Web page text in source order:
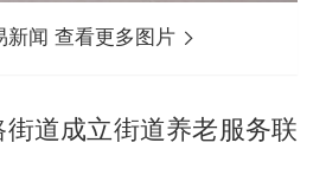
新闻 查看更多图片
道成立街道养老服务联